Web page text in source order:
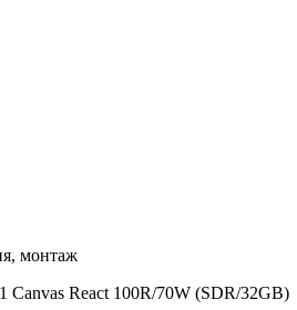
монтаж
React 100R/70W (SDR/32GB)